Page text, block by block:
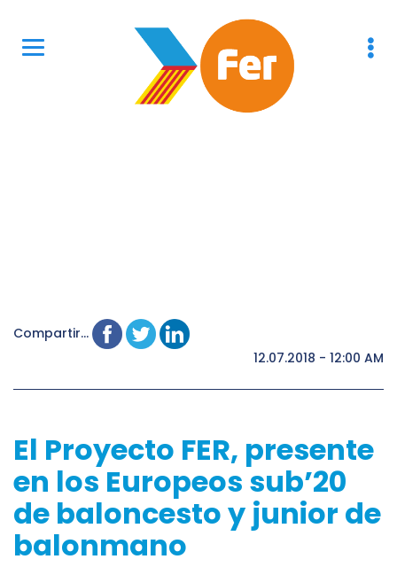
Compartir...
12.07.2018 - 12:00 AM
El Proyecto FER, presente
en los Europeos sub’20
de baloncesto y junior de
balonmano